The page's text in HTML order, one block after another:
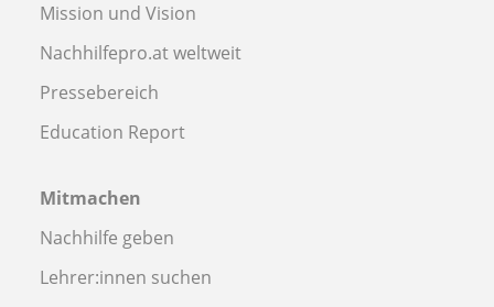
Mission und Vision
Nachhilfepro.at weltweit
Pressebereich
Education Report
Mitmachen
Nachhilfe geben
Lehrer:innen suchen